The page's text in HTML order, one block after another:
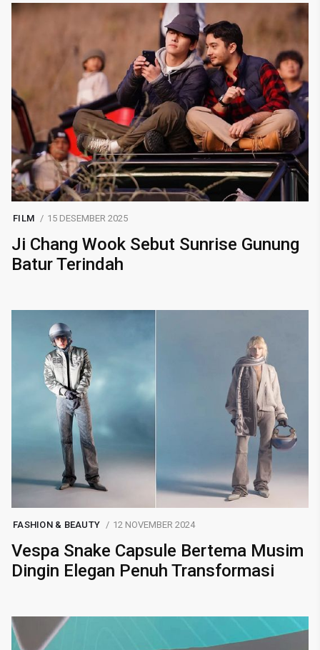
FILM 15 DESEMBER 2025
Ji Chang Wook Sebut Sunrise Gunung
Batur Terindah
FASHION & BEAUTY 12 NOVEMBER 2024
Vespa Snake Capsule Bertema Musim
Dingin Elegan Penuh Transformasi